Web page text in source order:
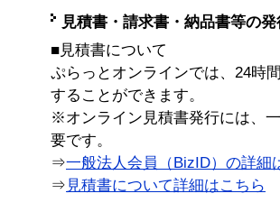
見積書・請求書・納品書等の
■見積書について
ぷらっとオンラインでは、24時
することができます。
※オンライン見積書発行には、
要です。
⇒一般法人会員（BizID）の詳細
⇒ 見積書について詳細はこちら